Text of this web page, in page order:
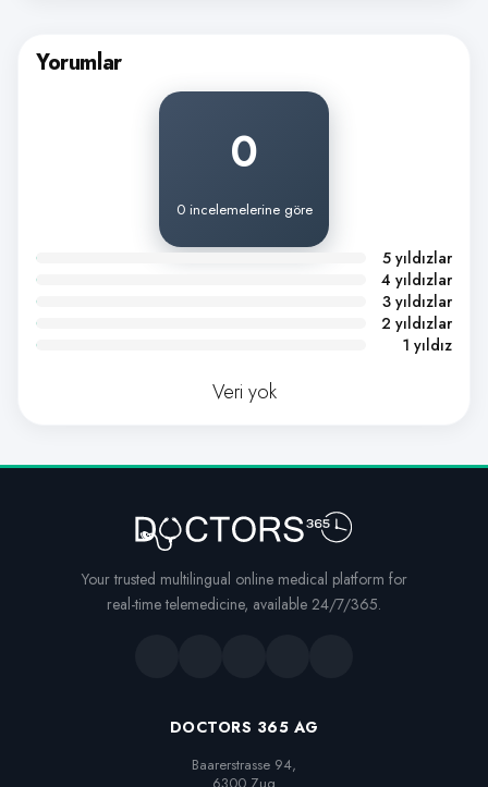
Yorumlar
0
0 incelemelerine göre
5 yıldızlar
4 yıldızlar
3 yıldızlar
2 yıldızlar
1 yıldız
Veri yok
Your trusted multilingual online medical platform for
real-time telemedicine, available 24/7/365.
DOCTORS 365 AG
Baarerstrasse 94,